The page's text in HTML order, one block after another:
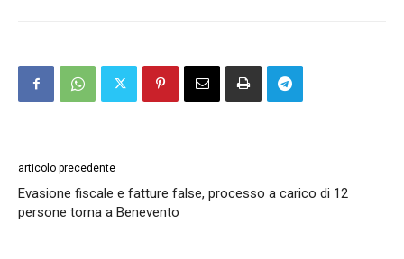
articolo precedente
Evasione fiscale e fatture false, processo a carico di 12
persone torna a Benevento